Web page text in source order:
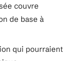
couvre
de base à
qui pourraient